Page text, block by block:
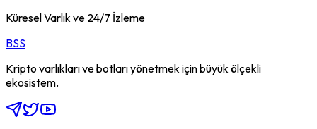
Küresel Varlık ve 24/7 İzleme
BSS
Kripto varlıkları ve botları yönetmek için büyük ölçekli
ekosistem.